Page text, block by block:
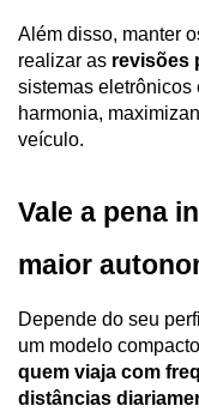
Além disso, manter
realizar as revisões
sistemas eletrônicos
harmonia,
veículo.
Vale a pena
maior
Depende do seu
quem viaja com
distâncias